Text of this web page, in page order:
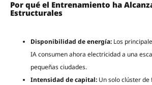
Por qué el Entrenamiento ha
Estructurales
Disponibilidad de energía: Los
IA consumen ahora electricidad a una
pequeñas ciudades.
Intensidad de capital: Un solo clúster